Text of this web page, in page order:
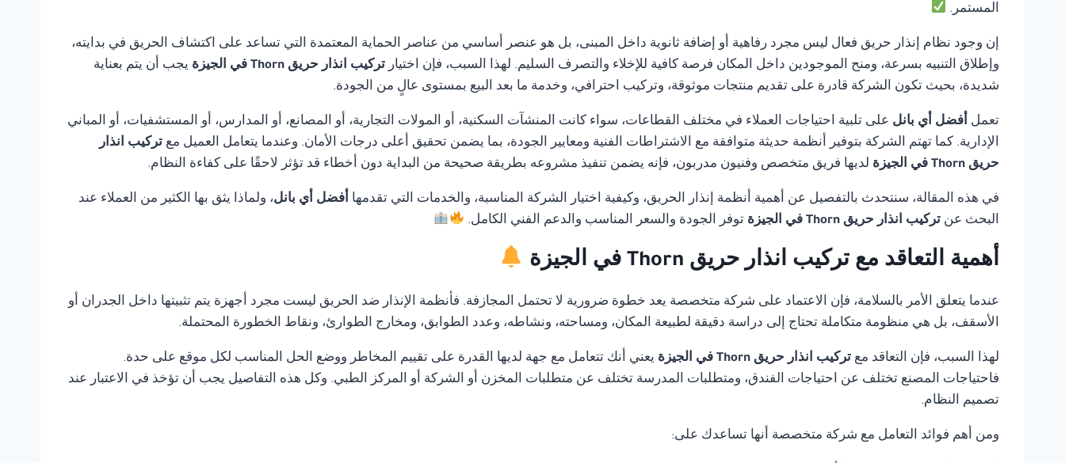
المستمر.
إن وجود نظام إنذار حريق فعال ليس مجرد رفاهية أو إضافة ثانوية داخل المبنى، بل هو عنصر أساسي من عناصر الحماية المعتمدة التي تساعد على اكتشاف الحريق في بدايته،
وإطلاق التنبيه بسرعة، ومنح الموجودين داخل المكان فرصة كافية للإخلاء والتصرف السليم. لهذا السبب، فإن اختيار تركيب انذار حريق Thorn في الجيزة
يجب أن يتم بعناية
شديدة، بحيث تكون الشركة قادرة على تقديم منتجات موثوقة، وتركيب احترافي، وخدمة ما بعد البيع بمستوى عالٍ من الجودة.
تعمل أفضل أي بانل على تلبية احتياجات العملاء في مختلف القطاعات، سواء كانت المنشآت السكنية، أو المولات التجارية، أو المصانع، أو المدارس، أو المستشفيات، أو المباني
الإدارية. كما تهتم الشركة بتوفير أنظمة حديثة متوافقة مع الاشتراطات الفنية ومعايير الجودة، بما يضمن تحقيق أعلى درجات الأمان. وعندما يتعامل العميل مع تركيب انذار
حريق Thorn في الجيزة
لديها فريق متخصص وفنيون مدربون، فإنه يضمن تنفيذ مشروعه بطريقة صحيحة من البداية دون أخطاء قد تؤثر لاحقًا على كفاءة النظام.
في هذه المقالة، سنتحدث بالتفصيل عن أهمية أنظمة إنذار الحريق، وكيفية اختيار الشركة المناسبة، والخدمات التي تقدمها أفضل أي بانل، ولماذا يثق بها الكثير من العملاء عند
البحث عن تركيب انذار حريق Thorn في الجيزة توفر الجودة والسعر المناسب والدعم الفني الكامل.
أهمية التعاقد مع تركيب انذار حريق Thorn في الجيزة
عندما يتعلق الأمر بالسلامة، فإن الاعتماد على شركة متخصصة يعد خطوة ضرورية لا تحتمل المجازفة. فأنظمة الإنذار ضد الحريق ليست مجرد أجهزة يتم تثبيتها داخل الجدران أو
الأسقف، بل هي منظومة متكاملة تحتاج إلى دراسة دقيقة لطبيعة المكان، ومساحته، ونشاطه، وعدد الطوابق، ومخارج الطوارئ، ونقاط الخطورة المحتملة.
لهذا السبب، فإن التعاقد مع تركيب انذار حريق Thorn في الجيزة
يعني أنك تتعامل مع جهة لديها القدرة على تقييم المخاطر ووضع الحل المناسب لكل موقع على حدة.
فاحتياجات المصنع تختلف عن احتياجات الفندق، ومتطلبات المدرسة تختلف عن متطلبات المخزن أو الشركة أو المركز الطبي. وكل هذه التفاصيل يجب أن تؤخذ في الاعتبار عند
تصميم النظام.
ومن أهم فوائد التعامل مع شركة متخصصة أنها تساعدك على: